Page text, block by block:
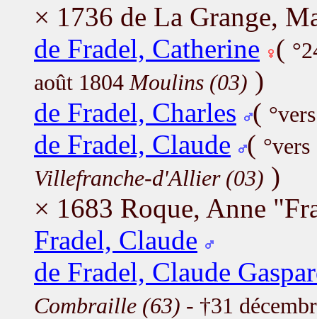
× 1736 de La Grange,
de Fradel, Catherine (
août 1804 Moulins (03) )
de Fradel, Charles (
de Fradel, Claude (
Villefranche-d'Allier (03) )
× 1683 Roque, Anne
Fradel, Claude
de Fradel, Claude
Combraille (63) - †31